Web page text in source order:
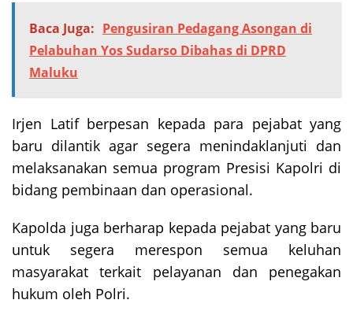
Baca Juga: Pengusiran Pedagang Asongan di
Pelabuhan Yos Sudarso Dibahas di DPRD
Maluku
Irjen Latif berpesan kepada para pejabat yang
baru dilantik agar segera menindaklanjuti dan
melaksanakan semua program Presisi Kapolri di
bidang pembinaan dan operasional.
Kapolda juga berharap kepada pejabat yang baru
untuk segera merespon semua keluhan
masyarakat terkait pelayanan dan penegakan
hukum oleh Polri.